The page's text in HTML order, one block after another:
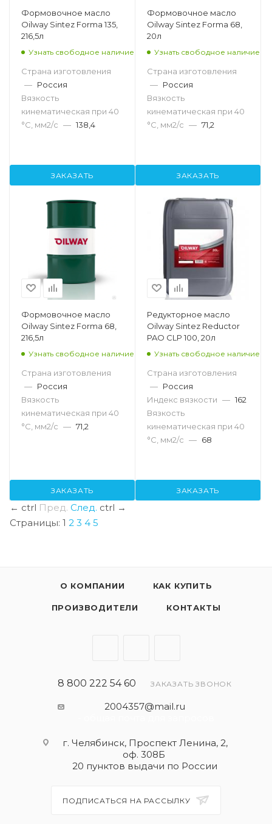
Формовочное масло
Oilway Sintez Forma 135,
216,5л
Узнать свободное наличие
Страна изготовления
— Россия
Вязкость
кинематическая при 40
°С, мм2/с — 138,4
ЗАКАЗАТЬ
Формовочное масло
Oilway Sintez Forma 68,
20л
Узнать свободное наличие
Страна изготовления
— Россия
Вязкость
кинематическая при 40
°С, мм2/с — 71,2
ЗАКАЗАТЬ
Формовочное масло
Oilway Sintez Forma 68,
216,5л
Узнать свободное наличие
Страна изготовления
— Россия
Вязкость
кинематическая при 40
°С, мм2/с — 71,2
ЗАКАЗАТЬ
Редукторное масло
Oilway Sintez Reductor
PAO CLP 100, 20л
Узнать свободное наличие
Страна изготовления
— Россия
Индекс вязкости — 162
Вязкость
кинематическая при 40
°С, мм2/с — 68
ЗАКАЗАТЬ
← ctrl Пред. След. ctrl →
Страницы: 1 2 3 4 5
О КОМПАНИИ КАК КУПИТЬ
ПРОИЗВОДИТЕЛИ КОНТАКТЫ
8 800 222 54 60 ЗАКАЗАТЬ ЗВОНОК
2004357@mail.ru
г. Челябинск, Проспект Ленина, 2,
оф. 308Б
20 пунктов выдачи по России
ПОДПИСАТЬСЯ НА РАССЫЛКУ